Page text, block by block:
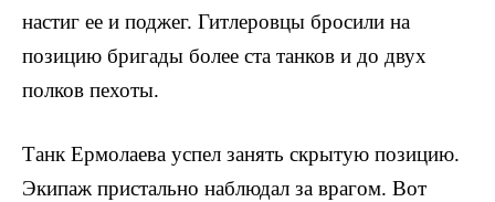
настиг ее и поджег. Гитлеровцы бросили на
позицию бригады более ста танков и до двух
полков пехоты.
Танк Ермолаева успел занять скрытую позицию.
Экипаж пристально наблюдал за врагом. Вот